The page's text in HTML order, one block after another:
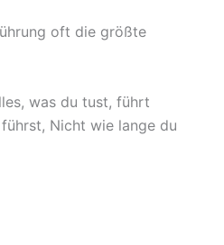
oft die größte
was du tust, führt
Nicht wie lange du